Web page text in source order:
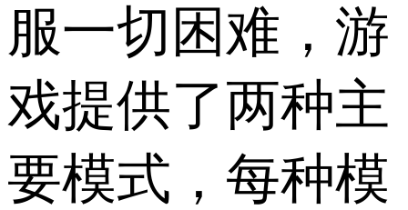
服一切困难，游
戏提供了两种主
要模式，每种模